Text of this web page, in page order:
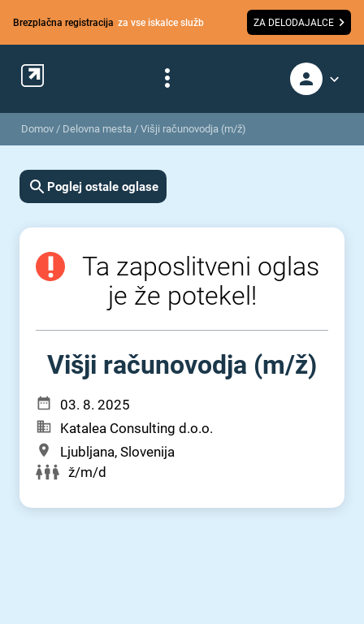
Brezplačna registracija za vse iskalce služb ZA DELODAJALCE
Domov / Delovna mesta / Višji računovodja (m/ž)
Poglej ostale oglase
Ta zaposlitveni oglas
je že potekel!
Višji računovodja (m⁠/⁠ž)
03. 8. 2025
Katalea Consulting d.o.o.
Ljubljana, Slovenija
ž/m/d